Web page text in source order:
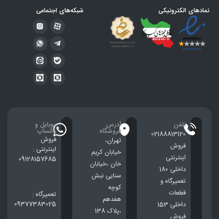
نمادهای الکترونیکی شبکه‌های اجتماعی
تلفن
02188813120
فروش
اینترنتی
داخلی 180
تعمیرگاه و
قطعات
داخلی 153
فروش
آدرس
فروشگاه
تهران،
خيابان كريم
خان ،خيابان
سنایی نبش
کوچه
هفدهم
،پلاک 138
موبایل و
واتساپ
فروش
اینترنتی :
09128157685
تعمیرگاه :
09377383025